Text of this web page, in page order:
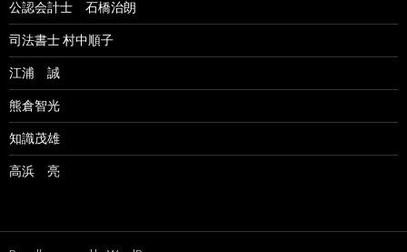
公認会計士 石橋治朗
司法書士 村中順子
江浦 誠
熊倉智光
知識茂雄
高浜 亮